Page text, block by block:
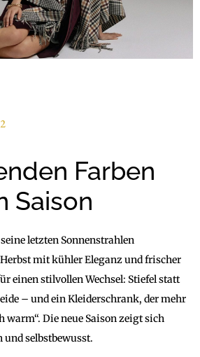
Farben
Saison
letzten Sonnenstrahlen
mit kühler Eleganz und frischer
einen stilvollen Wechsel: Stiefel statt
– und ein Kleiderschrank, der mehr
Die neue Saison zeigt sich
selbstbewusst.